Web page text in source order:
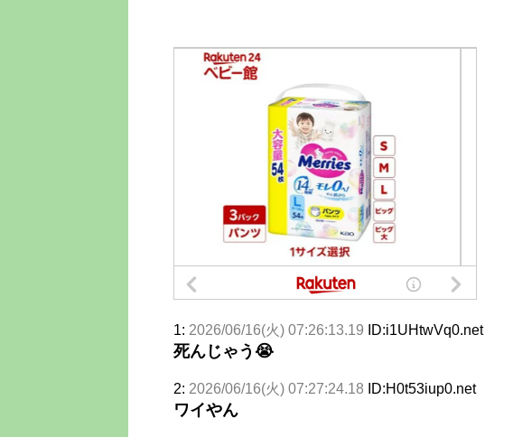
1: 2026/06/16(火) 07:26:13.19 ID:i1UHtwVq0.net
死んじゃう😭
2: 2026/06/16(火) 07:27:24.18 ID:H0t53iup0.net
ワイやん